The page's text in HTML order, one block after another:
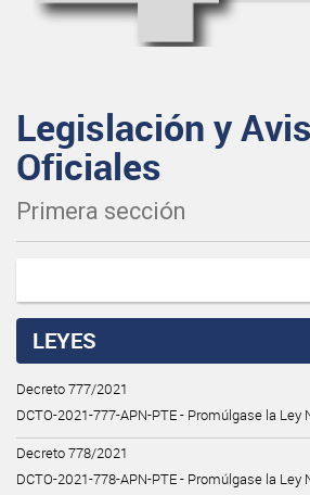
Legislación y
Oficiales
Primera sección
LEYES
Decreto 777/2021
DCTO-2021-777-APN-PTE - Promúlgase la Ley
Decreto 778/2021
DCTO-2021-778-APN-PTE - Promúlgase la Ley